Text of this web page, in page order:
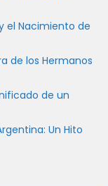
el Nacimiento de
de los Hermanos
de un
Un Hito